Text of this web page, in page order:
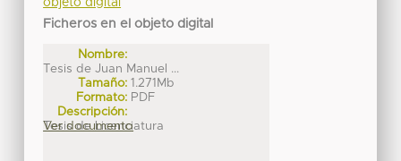
objeto digital
Ficheros en el objeto digital
Nombre:
Tesis de Juan Manuel ...
Tamaño: 1.271Mb
Formato: PDF
Descripción:
Tesis de Licenciatura
Ver documento